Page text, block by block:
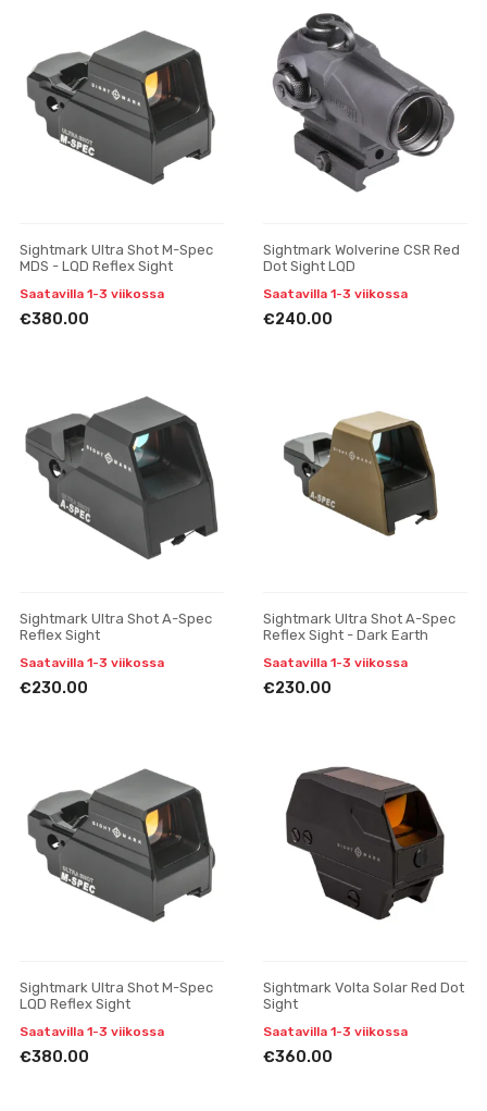
Sightmark Ultra Shot M-Spec
MDS - LQD Reflex Sight
Saatavilla 1-3 viikossa
€380.00
Sightmark Wolverine CSR Red
Dot Sight LQD
Saatavilla 1-3 viikossa
€240.00
Sightmark Ultra Shot A-Spec
Reflex Sight
Saatavilla 1-3 viikossa
€230.00
Sightmark Ultra Shot A-Spec
Reflex Sight - Dark Earth
Saatavilla 1-3 viikossa
€230.00
Sightmark Ultra Shot M-Spec
LQD Reflex Sight
Saatavilla 1-3 viikossa
€380.00
Sightmark Volta Solar Red Dot
Sight
Saatavilla 1-3 viikossa
€360.00